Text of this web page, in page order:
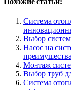
Похожие статьи:
Система
Выбор
Насос на
преимущества
Монтаж
Выбор труб
Система